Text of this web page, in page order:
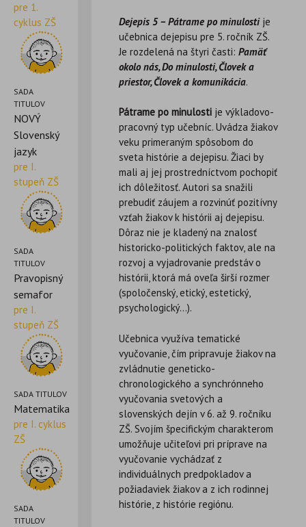
pre 1.
cyklus ZŠ
SADA
TITULOV
NOVÝ
Slovenský
jazyk
pre I.
stupeň ZŠ
SADA
TITULOV
Pravopisný
semafor
pre I.
stupeň ZŠ
SADA TITULOV
Matematika
pre I. cyklus
ZŠ
SADA
TITULOV
Dejepis 5 – Pátrame po minulostije
učebnica dejepisu pre 5. ročník ZŠ.
Je rozdelená na štyri časti:Pamäť
okolo nás, Do minulosti, Človek a
priestor, Človek a komunikácia.
Pátrame po minulosti je výkladovo-
pracovný typ učebníc. Uvádza žiakov
veku primeraným spôsobom do
sveta histórie a dejepisu. Žiaci by
mali aj jej prostredníctvom pochopiť
ich dôležitosť. Autori sa snažili
prebudiť záujem a rozvinúť pozitívny
vzťah žiakov k histórii aj dejepisu.
Dôraz nie je kladený na znalosť
historicko-politických faktov, ale na
rozvoj a vyjadrovanie predstáv o
histórii, ktorá má oveľa širší rozmer
(spoločenský, etický, estetický,
psychologický…).
Učebnica využíva tematické
vyučovanie, čím pripravuje žiakov na
zvládnutie geneticko-
chronologického a synchrónneho
vyučovania svetových a
slovenských dejín v 6. až 9. ročníku
ZŠ. Svojím špecifickým charakterom
umožňuje učiteľovi pri príprave na
vyučovanie vychádzať z
individuálnych predpokladov a
požiadaviek žiakov a z ich rodinnej
histórie, z histórie regiónu.